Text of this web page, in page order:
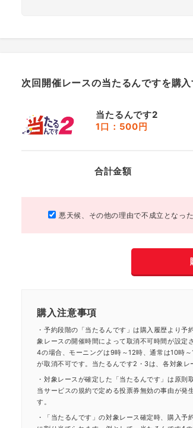
次回開催レースの当たるんですを購入
当たるんです2
1口：500円
合計金額
悪天候、その他の理由で不成立となっ
購入注意事項
・予約段階の「当たるんです」は購入履歴より
象レースの開催時間によって取消不可時間が設定
4の場合、モーニングは9時～12時、通常は10時
が取消不可です。当たるんです2・3は、各対象レ
・対象レースが確定した「当たるんです」は原
当サービスの規約で定める投票券無効の事由が
す。
・「当たるんです」の対象レース確定時、購入